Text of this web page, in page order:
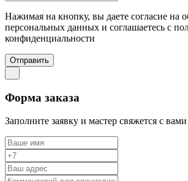
Нажимая на кнопку, вы даете согласие на
персональных данных и соглашаетесь c
конфиденциальности
Отправить
Форма заказа
Заполните заявку и мастер свяжется с вами